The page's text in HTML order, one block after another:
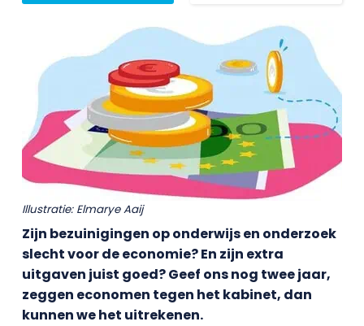
Illustratie: Elmarye Aaij
Zijn bezuinigingen op onderwijs en onderzoek
slecht voor de economie? En zijn extra
uitgaven juist goed? Geef ons nog twee jaar,
zeggen economen tegen het kabinet, dan
kunnen we het uitrekenen.